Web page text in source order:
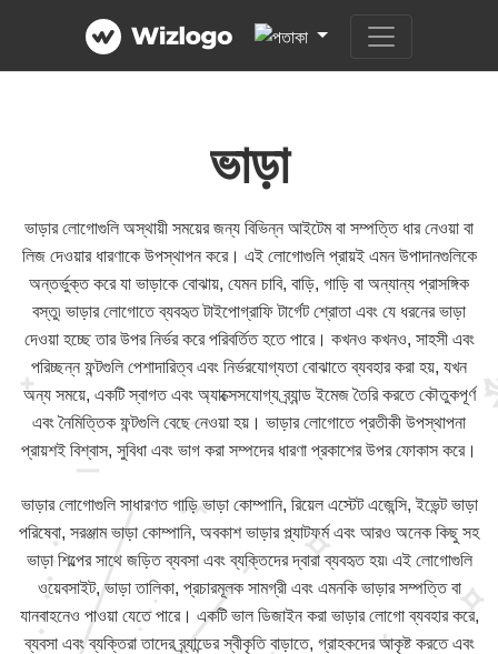
ভাড়া
ভাড়ার লোগোগুলি অস্থায়ী সময়ের জন্য বিভিন্ন আইটেম বা সম্পত্তি ধার নেওয়া বা
লিজ দেওয়ার ধারণাকে উপস্থাপন করে। এই লোগোগুলি প্রায়ই এমন উপাদানগুলিকে
অন্তর্ভুক্ত করে যা ভাড়াকে বোঝায়, যেমন চাবি, বাড়ি, গাড়ি বা অন্যান্য প্রাসঙ্গিক
বস্তু৷ ভাড়ার লোগোতে ব্যবহৃত টাইপোগ্রাফি টার্গেট শ্রোতা এবং যে ধরনের ভাড়া
দেওয়া হচ্ছে তার উপর নির্ভর করে পরিবর্তিত হতে পারে। কখনও কখনও, সাহসী এবং
পরিচ্ছন্ন ফন্টগুলি পেশাদারিত্ব এবং নির্ভরযোগ্যতা বোঝাতে ব্যবহার করা হয়, যখন
অন্য সময়ে, একটি স্বাগত এবং অ্যাক্সেসযোগ্য ব্র্যান্ড ইমেজ তৈরি করতে কৌতুকপূর্ণ
এবং নৈমিত্তিক ফন্টগুলি বেছে নেওয়া হয়। ভাড়ার লোগোতে প্রতীকী উপস্থাপনা
প্রায়শই বিশ্বাস, সুবিধা এবং ভাগ করা সম্পদের ধারণা প্রকাশের উপর ফোকাস করে।
ভাড়ার লোগোগুলি সাধারণত গাড়ি ভাড়া কোম্পানি, রিয়েল এস্টেট এজেন্সি, ইভেন্ট ভাড়া
পরিষেবা, সরঞ্জাম ভাড়া কোম্পানি, অবকাশ ভাড়ার প্ল্যাটফর্ম এবং আরও অনেক কিছু সহ
ভাড়া শিল্পের সাথে জড়িত ব্যবসা এবং ব্যক্তিদের দ্বারা ব্যবহৃত হয়৷ এই লোগোগুলি
ওয়েবসাইট, ভাড়া তালিকা, প্রচারমূলক সামগ্রী এবং এমনকি ভাড়ার সম্পত্তি বা
যানবাহনেও পাওয়া যেতে পারে। একটি ভাল ডিজাইন করা ভাড়ার লোগো ব্যবহার করে,
ব্যবসা এবং ব্যক্তিরা তাদের ব্র্যান্ডের স্বীকৃতি বাড়াতে, গ্রাহকদের আকৃষ্ট করতে এবং